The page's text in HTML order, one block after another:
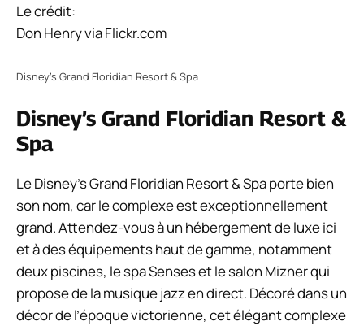
Le crédit:
Don Henry via Flickr.com
Disney’s Grand Floridian Resort & Spa
Disney’s Grand Floridian Resort &
Spa
Le Disney’s Grand Floridian Resort & Spa porte bien
son nom, car le complexe est exceptionnellement
grand. Attendez-vous à un hébergement de luxe ici
et à des équipements haut de gamme, notamment
deux piscines, le spa Senses et le salon Mizner qui
propose de la musique jazz en direct. Décoré dans un
décor de l’époque victorienne, cet élégant complexe